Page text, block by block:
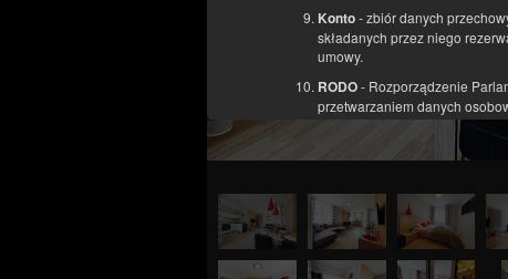
Konto- zbiór danych
składanych przez niego
umowy.
RODO- Rozporządzenie
przetwarzaniem danych
ochronie danych).
Cele, podstawy prawne oraz czas
informacje dotyczące
cookies lub innych
aktywności na Stronie, w